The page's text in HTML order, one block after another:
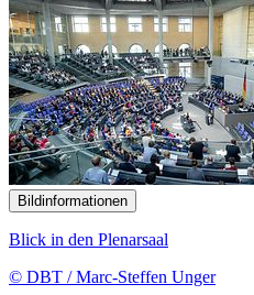
Bildinformationen
Blick in den Plenarsaal
© DBT / Marc-Steffen Unger